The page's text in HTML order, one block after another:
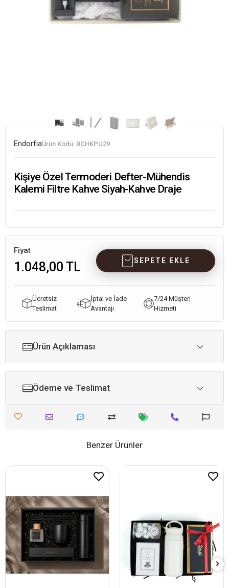
EndorfiaÜrün Kodu: BCHKPU29
Kişiye Özel Termoderi Defter-Mühendis
Kalemi Filtre Kahve Siyah-Kahve Draje
Fiyat
1.048,00 TL SEPETE EKLE
Ücretsiz
Teslimat
İptal ve İade
Avantajı
7/24 Müşteri
Hizmeti
Ürün Açıklaması
Ödeme ve Teslimat
Benzer Ürünler